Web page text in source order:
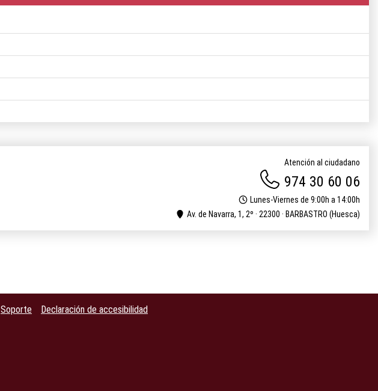
Atención al ciudadano
974 30 60 06
Lunes-Viernes de 9:00h a 14:00h
Av. de Navarra, 1, 2º · 22300 · BARBASTRO (Huesca)
Soporte Declaración de accesibilidad